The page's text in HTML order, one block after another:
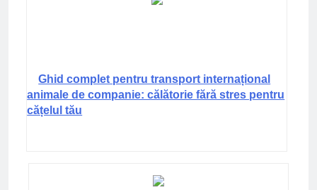
Ghid complet pentru transport internațional
animale de companie: călătorie fără stres pentru
cățelul tău